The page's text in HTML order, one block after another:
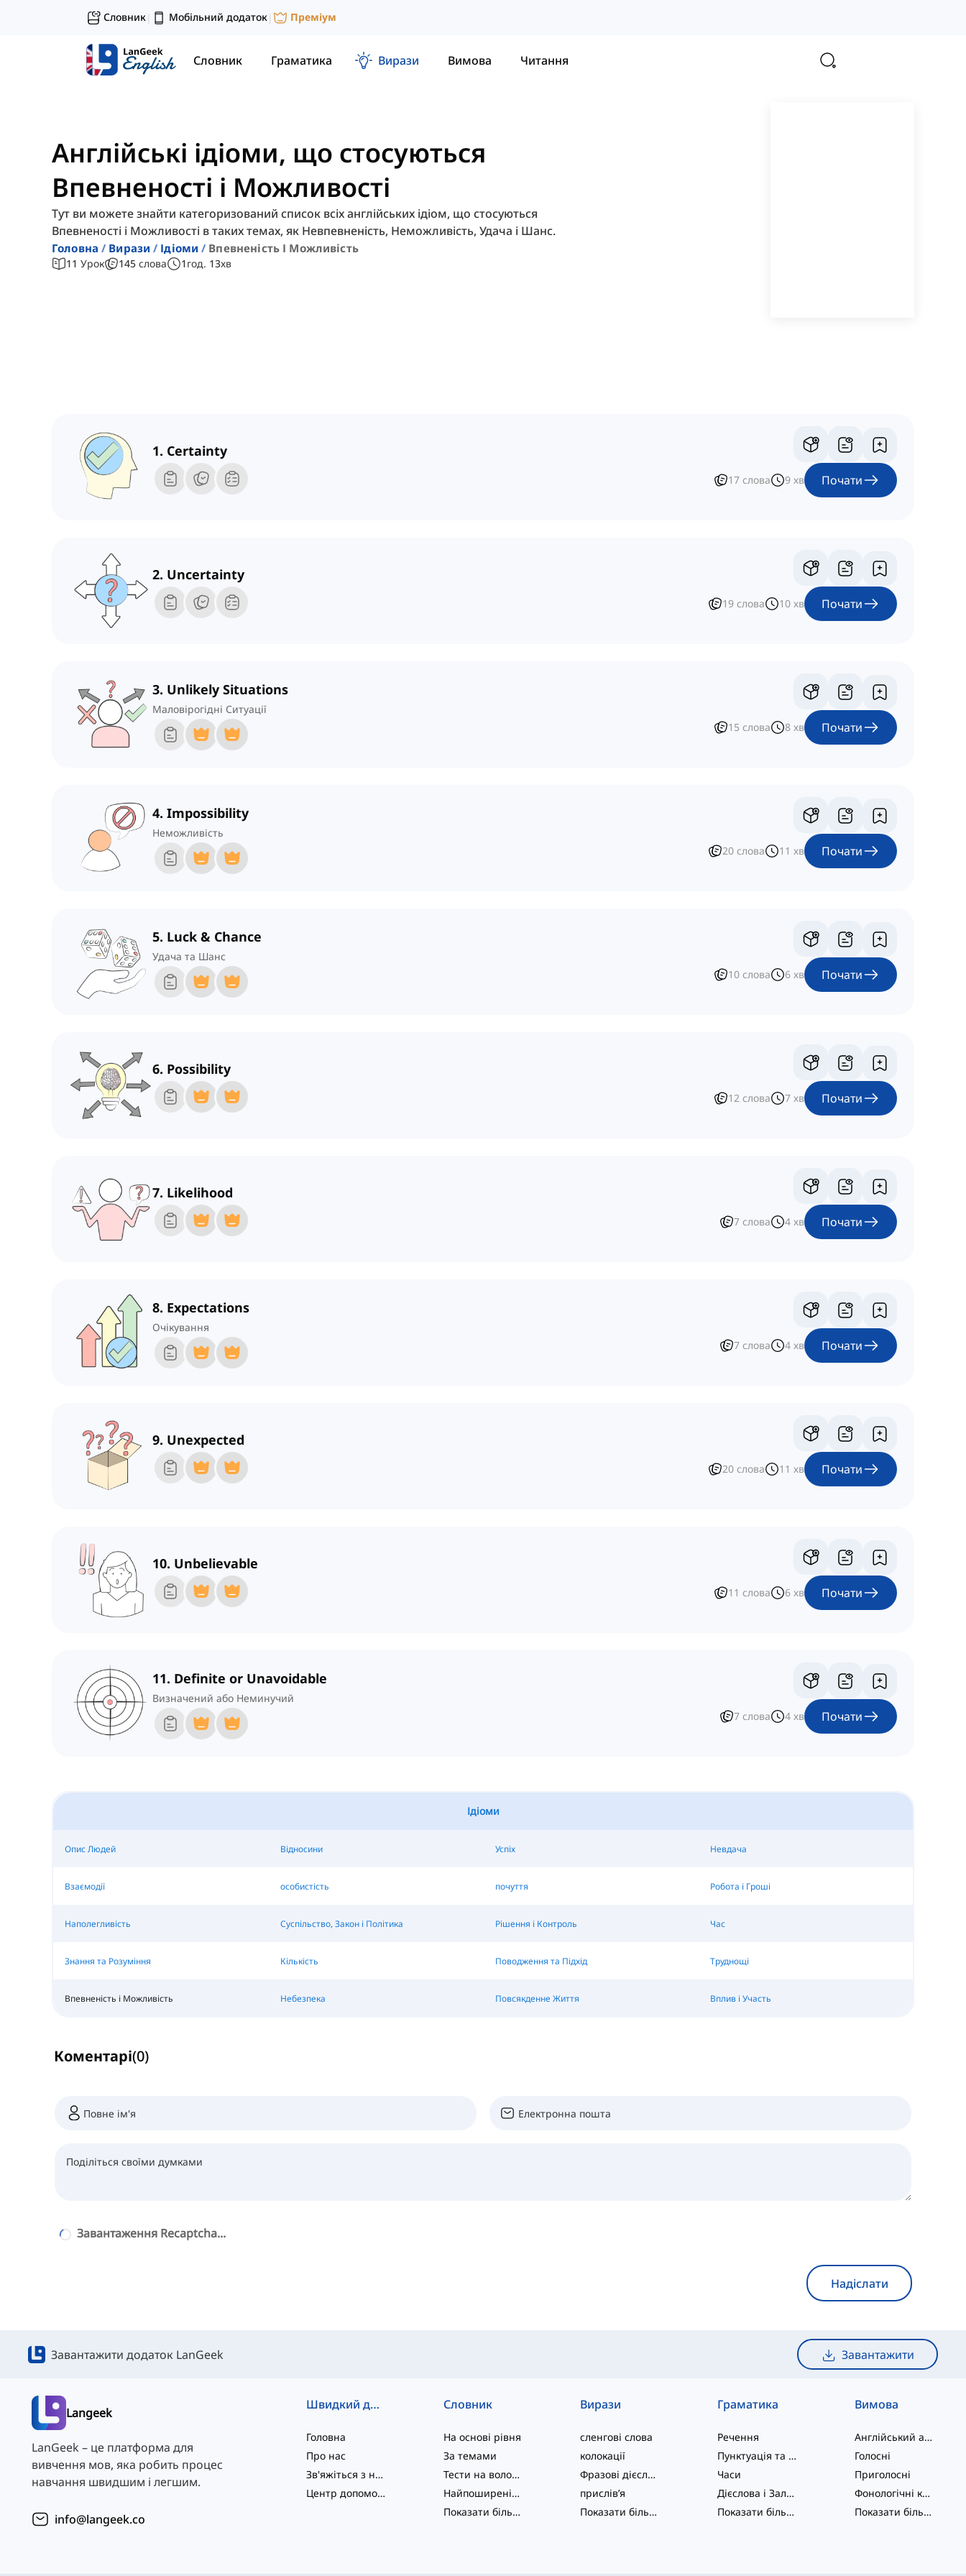
Словник| Мобільний додаток| Преміум
Словник Граматика Вирази Вимова Читання
Англійські ідіоми, що стосуються
Впевненості і Можливості
Тут ви можете знайти категоризований список всіх англійських ідіом, що стосуються
Впевненості і Можливості в таких темах, як Невпевненість, Неможливість, Удача і Шанс.
Головна Вирази Ідіоми Впевненість І Можливість
11 Урок 145 слова 1год. 13хв
1. Certainty
17 слова 9 хв Почати
2. Uncertainty
19 слова 10 хв Почати
3. Unlikely Situations
Маловірогідні Ситуації
15 слова 8 хв Почати
4. Impossibility
Неможливість
20 слова 11 хв Почати
5. Luck & Chance
Удача та Шанс
10 слова 6 хв Почати
6. Possibility
12 слова 7 хв Почати
7. Likelihood
7 слова 4 хв Почати
8. Expectations
Очікування
7 слова 4 хв Почати
9. Unexpected
20 слова 11 хв Почати
10. Unbelievable
11 слова 6 хв Почати
11. Definite or Unavoidable
Визначений або Неминучий
7 слова 4 хв Почати
Ідіоми
Опис Людей Відносини Успіх Невдача
Взаємодії особистість почуття Робота і Гроші
Наполегливість Суспільство, Закон і Політика Рішення і Контроль Час
Знання та Розуміння Кількість Поводження та Підхід Труднощі
Впевненість і Можливість Небезпека Повсякденне Життя Вплив і Участь
Коментарі(0)
Завантаження Recaptcha...
Надіслати
Завантажити додаток LanGeek Завантажити
Langeek
LanGeek – це платформа для
вивчення мов, яка робить процес
навчання швидшим і легшим.
info@langeek.co
Швидкий доступ
Головна
Про нас
Зв'яжіться з нами
Центр допомоги
Словник
На основі рівня
За темами
Тести на володіння мовою
Найпоширеніші
Показати більше
Вирази
сленгові слова
колокації
Фразові дієслова
прислів’я
Показати більше
Граматика
Речення
Пунктуація та Орфографія
Часи
Дієслова і Залоги
Показати більше
Вимова
Англійський алфавіт
Голосні
Приголосні
Фонологічні концепції
Показати більше